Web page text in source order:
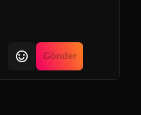
Gönder